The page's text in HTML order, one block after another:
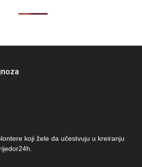
koji žele da učestvuju u kreiranju